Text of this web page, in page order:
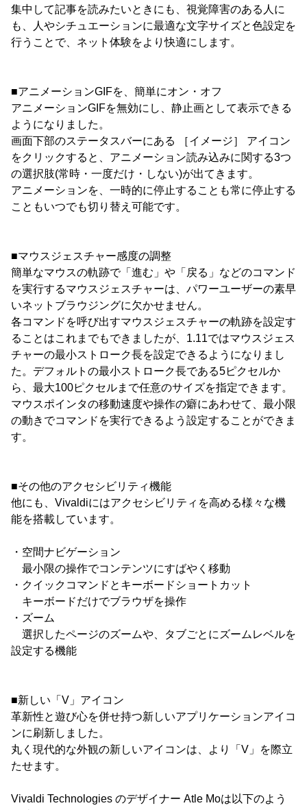
集中して記事を読みたいときにも、視覚障害のある人に
も、人やシチュエーションに最適な文字サイズと色設定を
行うことで、ネット体験をより快適にします。
■アニメーションGIFを、簡単にオン・オフ
アニメーションGIFを無効にし、静止画として表示できる
ようになりました。
画面下部のステータスバーにある ［イメージ］ アイコン
をクリックすると、アニメーション読み込みに関する3つ
の選択肢(常時・一度だけ・しない)が出てきます。
アニメーションを、一時的に停止することも常に停止する
こともいつでも切り替え可能です。
■マウスジェスチャー感度の調整
簡単なマウスの軌跡で「進む」や「戻る」などのコマンド
を実行するマウスジェスチャーは、パワーユーザーの素早
いネットブラウジングに欠かせません。
各コマンドを呼び出すマウスジェスチャーの軌跡を設定す
ることはこれまでもできましたが、1.11ではマウスジェス
チャーの最小ストローク長を設定できるようになりまし
た。デフォルトの最小ストローク長である5ピクセルか
ら、最大100ピクセルまで任意のサイズを指定できます。
マウスポインタの移動速度や操作の癖にあわせて、最小限
の動きでコマンドを実行できるよう設定することができま
す。
■その他のアクセシビリティ機能
他にも、Vivaldiにはアクセシビリティを高める様々な機
能を搭載しています。
・空間ナビゲーション
最小限の操作でコンテンツにすばやく移動
・クイックコマンドとキーボードショートカット
キーボードだけでブラウザを操作
・ズーム
選択したページのズームや、タブごとにズームレベルを
設定する機能
■新しい「V」アイコン
革新性と遊び心を併せ持つ新しいアプリケーションアイコ
ンに刷新しました。
丸く現代的な外観の新しいアイコンは、より「V」を際立
たせます。
Vivaldi Technologies のデザイナー Atle Moは以下のよう